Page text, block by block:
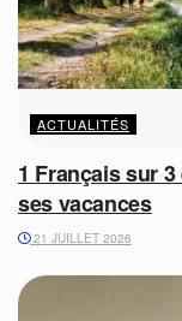
ACTUALITÉS
1 Français sur
ses vacances
21 JUILLET 2026